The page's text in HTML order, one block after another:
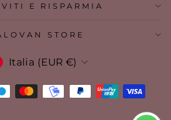
E RISPARMIA
STORE
Italia (EUR €)